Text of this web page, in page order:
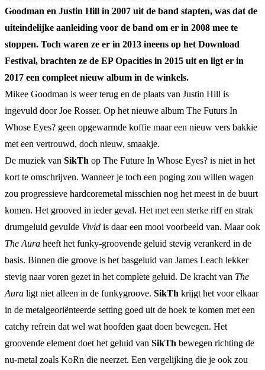
Goodman en Justin Hill in 2007 uit de band stapten, was dat de
uiteindelijke aanleiding voor de band om er in 2008 mee te
stoppen. Toch waren ze er in 2013 ineens op het Download
Festival, brachten ze de EP Opacities in 2015 uit en ligt er in
2017 een compleet nieuw album in de winkels.
Mikee Goodman is weer terug en de plaats van Justin Hill is
ingevuld door Joe Rosser. Op het nieuwe album The Futurs In
Whose Eyes? geen opgewarmde koffie maar een nieuw vers bakkie
met een vertrouwd, doch nieuw, smaakje.
De muziek van SikTh op The Future In Whose Eyes? is niet in het
kort te omschrijven. Wanneer je toch een poging zou willen wagen
zou progressieve hardcoremetal misschien nog het meest in de buurt
komen. Het grooved in ieder geval. Het met een sterke riff en strak
drumgeluid gevulde Vivid is daar een mooi voorbeeld van. Maar ook
The Aura heeft het funky-groovende geluid stevig verankerd in de
basis. Binnen die groove is het basgeluid van James Leach lekker
stevig naar voren gezet in het complete geluid. De kracht van The
Aura ligt niet alleen in de funkygroove. SikTh krijgt het voor elkaar
in de metalgeoriënteerde setting goed uit de hoek te komen met een
catchy refrein dat wel wat hoofden gaat doen bewegen. Het
groovende element doet het geluid van SikTh bewegen richting de
nu-metal zoals KoRn die neerzet. Een vergelijking die je ook zou